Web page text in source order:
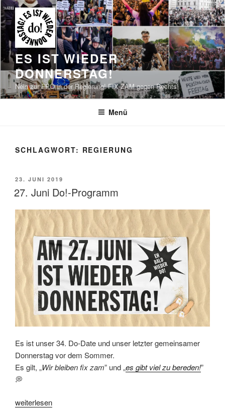
Zum
Inhalt
springen
ES IST WIEDER
DONNERSTAG!
Nein zur FPÖ in der Regierung! FIX ZAM gegen Rechts!
Menü
SCHLAGWORT: REGIERUNG
VERÖFFENTLICHT
AM
23. JUNI 2019
27. Juni Do!-Programm
Es ist unser 34. Do-Date und unser letzter gemeinsamer
Donnerstag vor dem Sommer.
Es gilt, „Wir bleiben fix zam” und „es gibt viel zu bereden!”
💭
„27.
weiterlesen